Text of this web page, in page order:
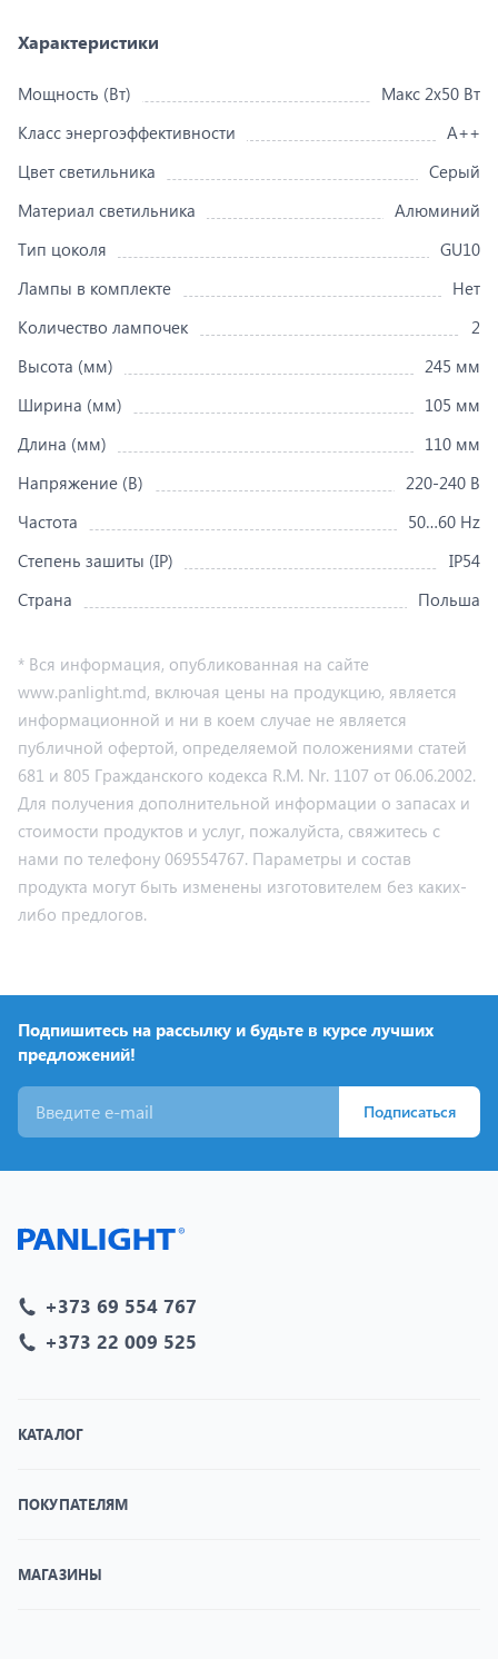
Характеристики
Мощность (Вт)
Макс 2x50 Вт
Класс энергоэффективности
A++
Цвет светильника
Серый
Материал светильника
Алюминий
Тип цоколя
GU10
Лампы в комплекте
Нет
Количество лампочек
2
Высота (мм)
245 мм
Ширина (мм)
105 мм
Длина (мм)
110 мм
Напряжение (В)
220-240 В
Частота
50…60 Hz
Степень зашиты (IP)
IP54
Страна
Польша
* Вся информация, опубликованная на сайте
www.panlight.md, включая цены на продукцию, является
информационной и ни в коем случае не является
публичной офертой, определяемой положениями статей
681 и 805 Гражданского кодекса R.M. Nr. 1107 от 06.06.2002.
Для получения дополнительной информации о запасах и
стоимости продуктов и услуг, пожалуйста, свяжитесь с
нами по телефону 069554767. Параметры и состав
продукта могут быть изменены изготовителем без каких-
либо предлогов.
Подпишитесь на рассылку и будьте в курсе лучших
предложений!
Подписаться
+373 69 554 767
+373 22 009 525
КАТАЛОГ
ПОКУПАТЕЛЯМ
МАГАЗИНЫ